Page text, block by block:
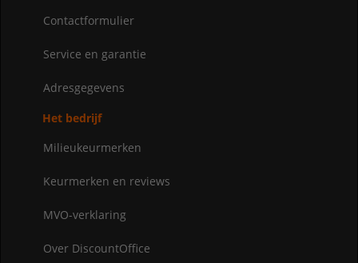
Contactformulier
Service en garantie
Adresgegevens
Het bedrijf
Milieukeurmerken
Keurmerken en reviews
MVO-verklaring
Over DiscountOffice